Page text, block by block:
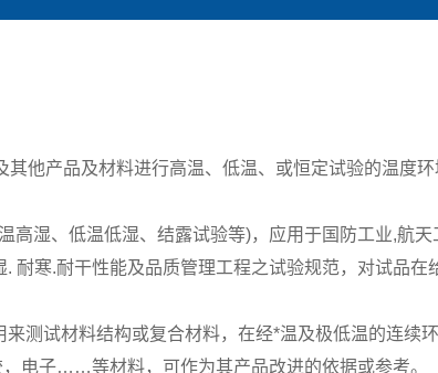
他产品及材料进行高温、低温、或恒定试验的温度
湿、低温低湿、结露试验等)，应用于国防工业,航天
耐寒.耐干性能及品质管理工程之试验规范，对试品在
测试材料结构或复合材料，在经*温及极低温的连续
电子……等材料，可作为其产品改进的依据或参考。